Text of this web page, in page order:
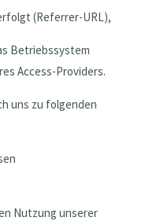
(Referrer-URL),
Betriebssystem
Access-Providers.
uns zu folgenden
Nutzung unserer